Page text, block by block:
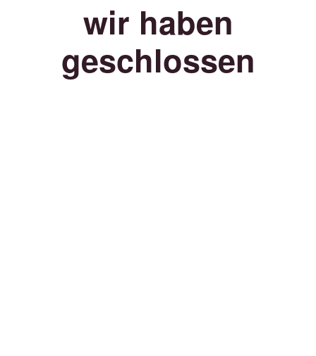
wir haben
geschlossen